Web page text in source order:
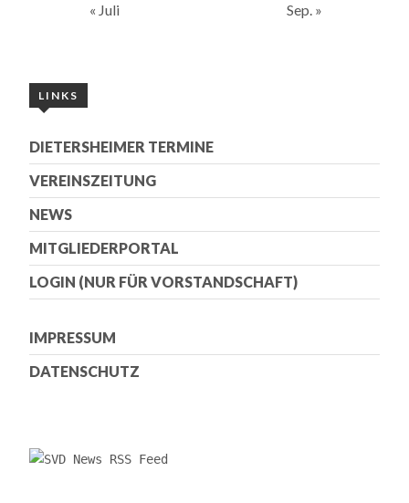
« Juli
Sep. »
LINKS
DIETERSHEIMER TERMINE
VEREINSZEITUNG
NEWS
MITGLIEDERPORTAL
LOGIN (NUR FÜR VORSTANDSCHAFT)
IMPRESSUM
DATENSCHUTZ